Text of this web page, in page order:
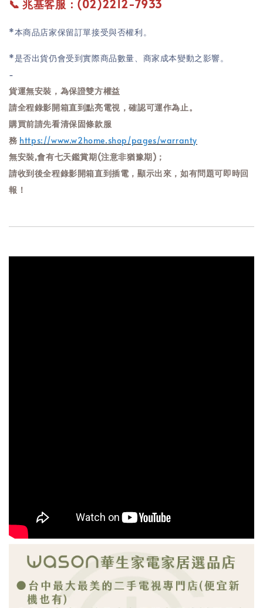
📞 兆基客服：(02)2212-7933
*本商品店家保留訂單接受與否權利。
*是否出貨仍會受到實際商品數量、商家成本變動之影響。
-
貨運無安裝，為保證雙方權益
請全程錄影開箱直到點亮電視，確認可運作為止。
購買前請先看清保固條款服
務 https://www.w2home.shop/pages/warranty
無安裝,會有七天鑑賞期(注意非猶豫期) ；
請收到後全程錄影開箱直到插電，顯示出來，如有問題可即時回
報！